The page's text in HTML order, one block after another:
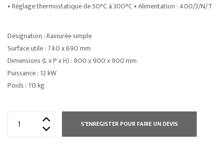
• Réglage thermostatique de 50°C à 300°C • Alimentation : 400/3/N/T
Désignation : Rainurée simple
Surface utile : 740 x 690 mm
Dimensions (L x P x H) : 800 x 900 x 900 mm
Puissance : 12 kW
Poids : 113 kg
S'ENREGISTER POUR FAIRE UN DEVIS